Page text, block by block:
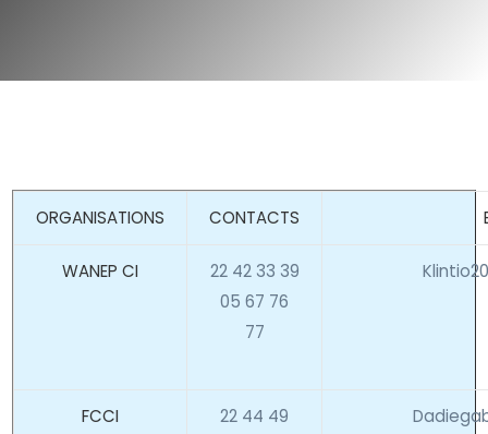
ORGANISATIONS CONTACTS
WANEP CI
22 42 33 39
05 67 76
77
FCCI
22 44 49